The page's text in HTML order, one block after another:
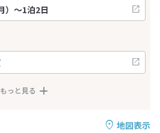
もっと見る
地図表示